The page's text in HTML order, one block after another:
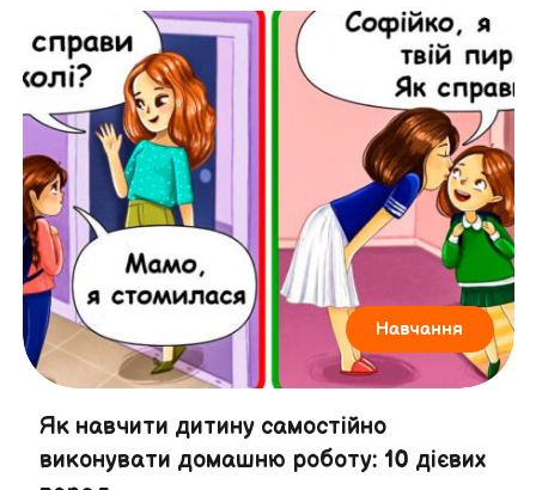
Навчання
Як навчити дитину самостійно
виконувати домашню роботу: 10 дієвих